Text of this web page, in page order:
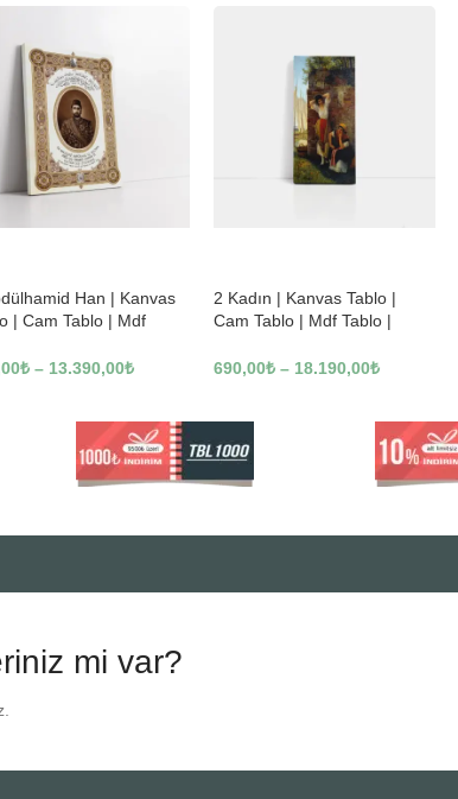
Han | Kanvas
| Cam Tablo | Mdf
₺ – 13.390,00₺
2 Kadın | Kanvas Tablo |
Cam Tablo | Mdf Tablo |
690,00₺ – 18.190,00₺
mi var?